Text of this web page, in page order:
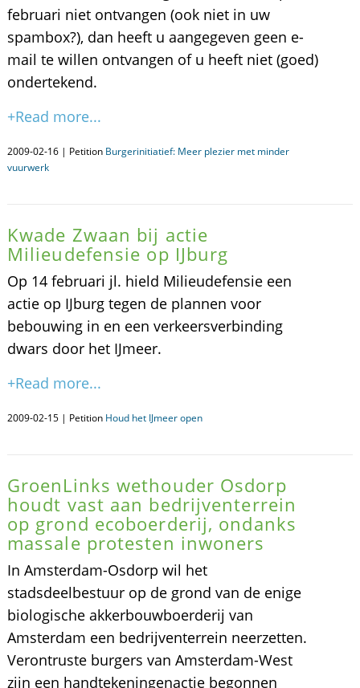
februari niet ontvangen (ook niet in uw
spambox?), dan heeft u aangegeven geen e-
mail te willen ontvangen of u heeft niet (goed)
ondertekend.
+Read more...
2009-02-16 | Petition Burgerinitiatief: Meer plezier met minder
vuurwerk
Kwade Zwaan bij actie
Milieudefensie op IJburg
Op 14 februari jl. hield Milieudefensie een
actie op IJburg tegen de plannen voor
bebouwing in en een verkeersverbinding
dwars door het IJmeer.
+Read more...
2009-02-15 | Petition Houd het IJmeer open
GroenLinks wethouder Osdorp
houdt vast aan bedrijventerrein
op grond ecoboerderij, ondanks
massale protesten inwoners
In Amsterdam-Osdorp wil het
stadsdeelbestuur op de grond van de enige
biologische akkerbouwboerderij van
Amsterdam een bedrijventerrein neerzetten.
Verontruste burgers van Amsterdam-West
zijn een handtekeningenactie begonnen